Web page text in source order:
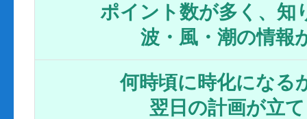
ポイント数が多く、知
波・風・潮の情報
何時頃に時化になる
翌日の計画が立